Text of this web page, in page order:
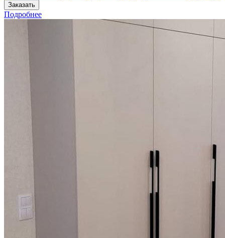
Заказать
Подробнее